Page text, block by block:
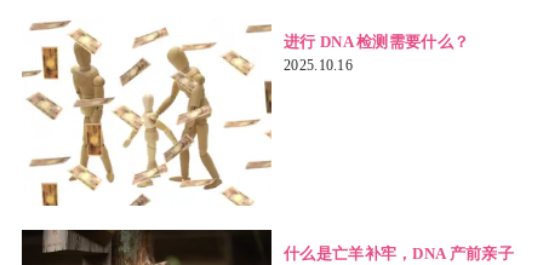
进行 DNA 检测需要什么？
2025.10.16
什么是亡羊补牢，DNA 产前亲子